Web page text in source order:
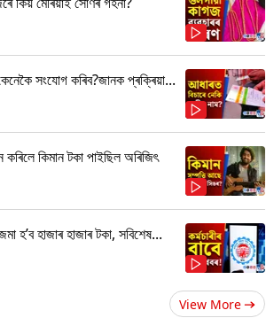
সংযোগ কৰিব?জানক প্ৰক্ৰিয়া...
কিমান টকা পাইছিল অৰিজিৎ
হ’ব হাজাৰ হাজাৰ টকা, সবিশেষ...
View More